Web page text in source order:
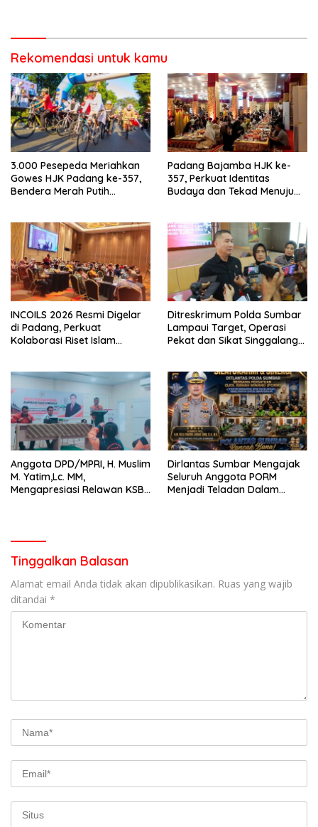
Berkendara
Rekomendasi untuk kamu
3.000 Pesepeda Meriahkan
Gowes HJK Padang ke-357,
Bendera Merah Putih
Padang Bajamba HJK ke-
357, Perkuat Identitas
Budaya dan Tekad Menuju
INCOILS 2026 Resmi Digelar
di Padang, Perkuat
Kolaborasi Riset Islam
Ditreskrimum Polda Sumbar
Lampaui Target, Operasi
Pekat dan Sikat Singgalang
Anggota DPD/MPRI, H. Muslim
M. Yatim,Lc. MM,
Mengapresiasi Relawan KSB
Dirlantas Sumbar Mengajak
Seluruh Anggota PORM
Menjadi Teladan Dalam
Tinggalkan Balasan
Alamat email Anda tidak akan dipublikasikan. Ruas yang wajib
ditandai *